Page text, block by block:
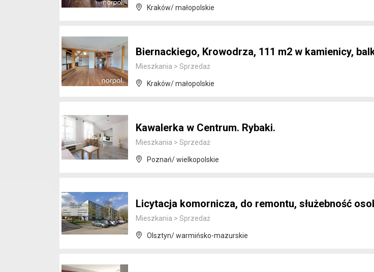
Kraków/ małopolskie
Biernackiego, Krowodrza, 111 m2 w kamienicy,
Mieszkania > Sprzedaż
Kraków/ małopolskie
Kawalerka w Centrum. Rybaki.
Mieszkania > Sprzedaż
Poznań/ wielkopolskie
Licytacja komornicza, do remontu, służebność
Mieszkania > Sprzedaż
Olsztyn/ warmińsko-mazurskie